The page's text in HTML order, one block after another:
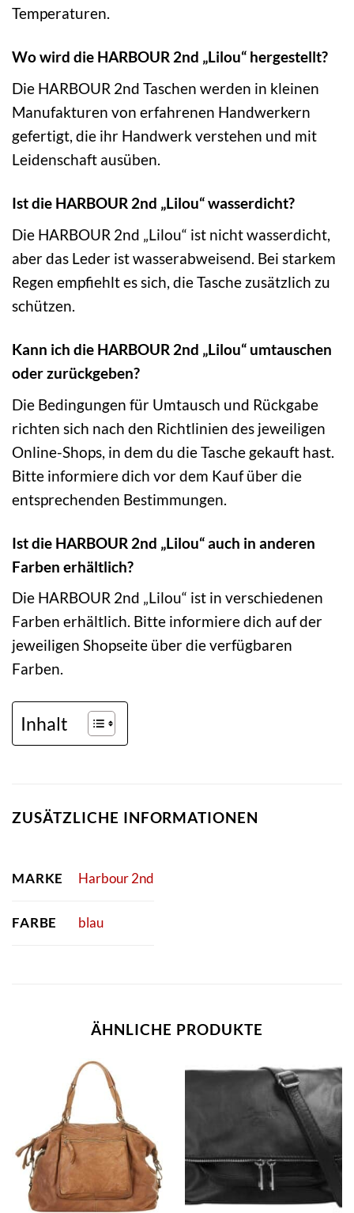
Temperaturen.
Wo wird die HARBOUR 2nd „Lilou“ hergestellt?
Die HARBOUR 2nd Taschen werden in kleinen
Manufakturen von erfahrenen Handwerkern
gefertigt, die ihr Handwerk verstehen und mit
Leidenschaft ausüben.
Ist die HARBOUR 2nd „Lilou“ wasserdicht?
Die HARBOUR 2nd „Lilou“ ist nicht wasserdicht,
aber das Leder ist wasserabweisend. Bei starkem
Regen empfiehlt es sich, die Tasche zusätzlich zu
schützen.
Kann ich die HARBOUR 2nd „Lilou“ umtauschen
oder zurückgeben?
Die Bedingungen für Umtausch und Rückgabe
richten sich nach den Richtlinien des jeweiligen
Online-Shops, in dem du die Tasche gekauft hast.
Bitte informiere dich vor dem Kauf über die
entsprechenden Bestimmungen.
Ist die HARBOUR 2nd „Lilou“ auch in anderen
Farben erhältlich?
Die HARBOUR 2nd „Lilou“ ist in verschiedenen
Farben erhältlich. Bitte informiere dich auf der
jeweiligen Shopseite über die verfügbaren
Farben.
Inhalt
ZUSÄTZLICHE INFORMATIONEN
MARKE Harbour 2nd
FARBE blau
ÄHNLICHE PRODUKTE